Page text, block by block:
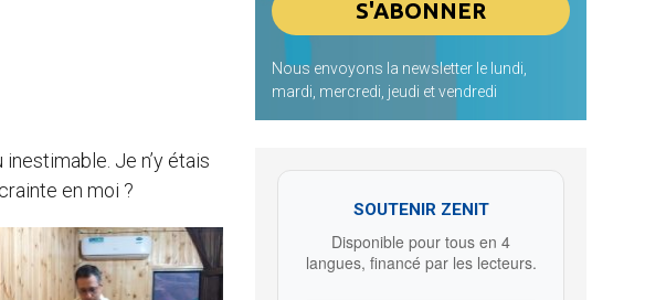
Je n’y étais
en moi ?
Nous envoyons la newsletter le lundi,
mardi, mercredi, jeudi et vendredi
SOUTENIR ZENIT
Disponible pour tous en 4
langues, financé par les lecteurs.